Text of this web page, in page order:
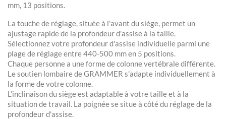
mm, 13 positions.
La touche de réglage, située à l'avant du siège, permet un
ajustage rapide de la profondeur d'assise à la taille.
Sélectionnez votre profondeur d'assise individuelle parmi une
plage de réglage entre 440-500 mm en 5 positions.
Chaque personne a une forme de colonne vertébrale différente.
Le soutien lombaire de GRAMMER s'adapte individuellement à
la forme de votre colonne.
L'inclinaison du siège est adaptable à votre taille et à la
situation de travail. La poignée se situe à côté du réglage de la
profondeur d'assise.